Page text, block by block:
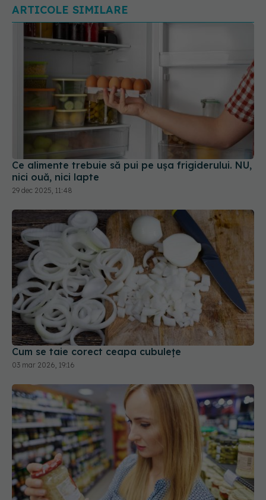
ARTICOLE SIMILARE
Ce alimente trebuie să pui pe ușa frigiderului. NU,
nici ouă, nici lapte
29 dec 2025, 11:48
Cum se taie corect ceapa cubulețe
03 mar 2026, 19:16